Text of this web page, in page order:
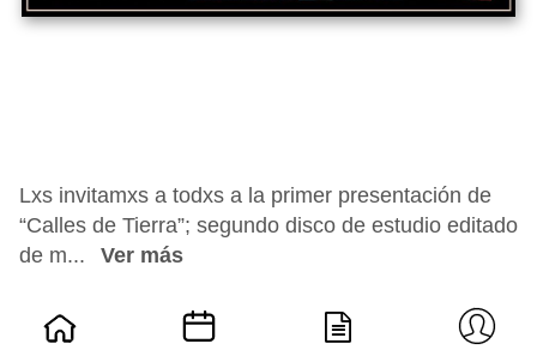
Lxs invitamxs a todxs a la primer presentación de
“Calles de Tierra”; segundo disco de estudio editado
de m...
Ver más